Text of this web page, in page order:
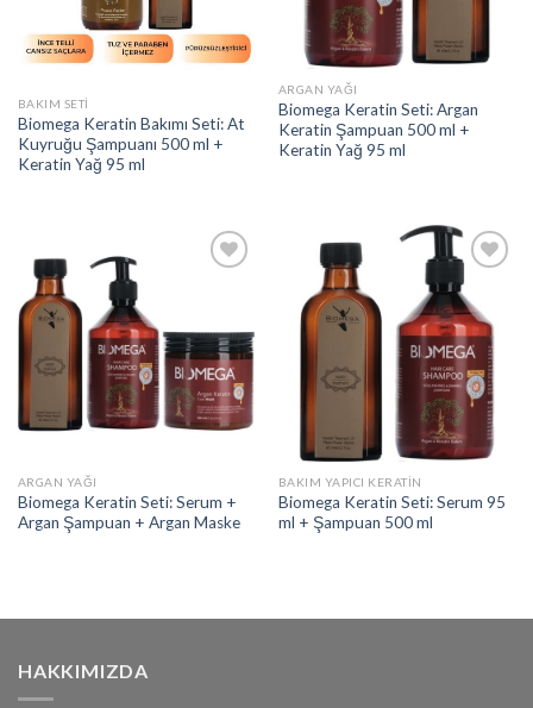
BAKIM SETI
Biomega Keratin Bakımı Seti: At
Kuyruğu Şampuanı 500 ml +
Keratin Yağ 95 ml
ARGAN YAĞI
Biomega Keratin Seti: Argan
Keratin Şampuan 500 ml +
Keratin Yağ 95 ml
ARGAN YAĞI
Biomega Keratin Seti: Serum +
Argan Şampuan + Argan Maske
Add to
wishlist
BAKIM YAPICI KERATIN
Biomega Keratin Seti: Serum 95
ml + Şampuan 500 ml
HAKKIMIZDA